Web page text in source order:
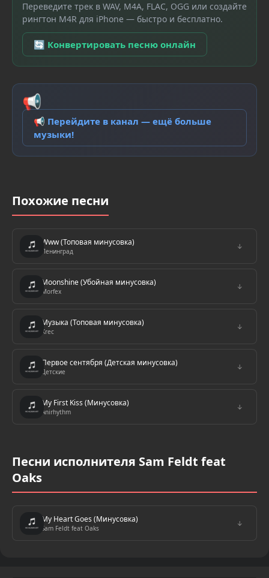
Переведите трек в WAV, M4A, FLAC, OGG или создайте
рингтон M4R для iPhone — быстро и бесплатно.
🔄 Конвертировать песню онлайн
📢
📢 Перейдите в канал — ещё больше
музыки!
Похожие песни
Www (Топовая минусовка)
Ленинград
↓
Moonshine (Убойная минусовка)
Morfex
↓
Музыка (Топовая минусовка)
Krec
↓
Первое сентября (Детская минусовка)
Детские
↓
My First Kiss (Минусовка)
Anirhythm
↓
Песни исполнителя Sam Feldt feat
Oaks
My Heart Goes (Минусовка)
Sam Feldt feat Oaks
↓